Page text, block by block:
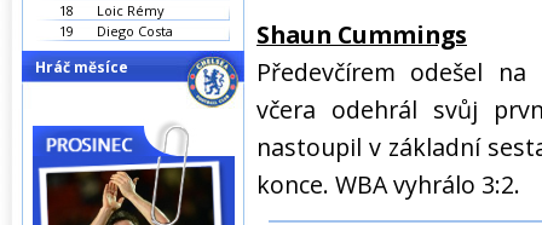
Shaun Cummings
Předevčírem odešel
včera odehrál svůj
nastoupil v základní
konce. WBA vyhrálo 3:2.
18
Loic Rémy
19
Diego Costa
Hráč měsíce